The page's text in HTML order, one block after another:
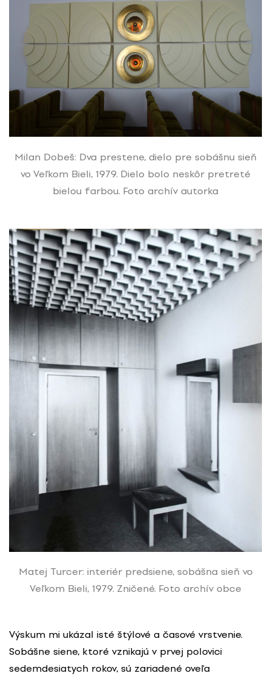
Milan Dobeš: Dva prestene, dielo pre sobášnu sieň
vo Veľkom Bieli, 1979. Dielo bolo neskôr pretreté
bielou farbou. Foto archív autorka
Matej Turcer: interiér predsiene, sobášna sieň vo
Veľkom Bieli, 1979. Zničené. Foto archív obce
Výskum mi ukázal isté štýlové a časové vrstvenie.
Sobášne siene, ktoré vznikajú v prvej polovici
sedemdesiatych rokov, sú zariadené oveľa